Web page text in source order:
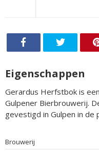
Eigenschappen
Gerardus Herfstbok is
Gulpener Bierbrouwerij.
gevestigd in Gulpen in de
Brouwerij